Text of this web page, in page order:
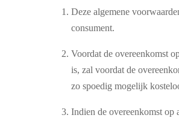
Deze algemene
consument.
Voordat de overeenkomst
is, zal voordat de
zo spoedig mogelijk
Indien de overeenkomst op